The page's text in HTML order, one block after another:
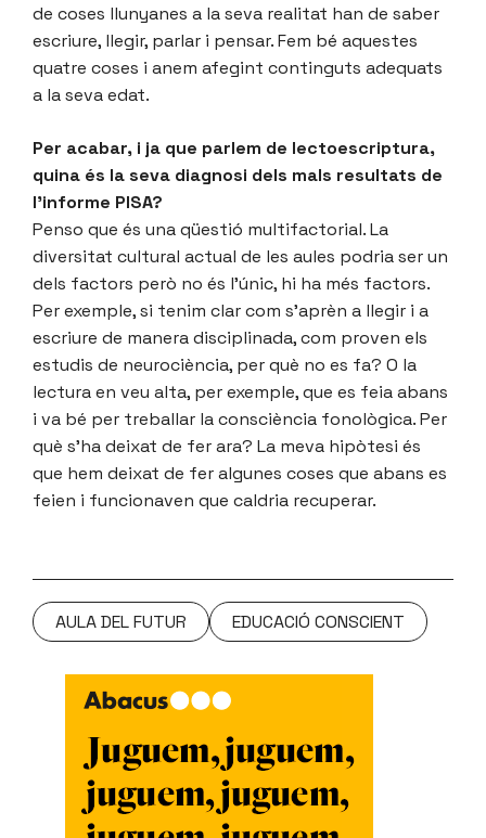
de coses llunyanes a la seva realitat han de saber
escriure, llegir, parlar i pensar. Fem bé aquestes
quatre coses i anem afegint continguts adequats
a la seva edat.
Per acabar, i ja que parlem de lectoescriptura,
quina és la seva diagnosi dels mals resultats de
l’informe PISA?
Penso que és una qüestió multifactorial. La
diversitat cultural actual de les aules podria ser un
dels factors però no és l’únic, hi ha més factors.
Per exemple, si tenim clar com s’aprèn a llegir i a
escriure de manera disciplinada, com proven els
estudis de neurociència, per què no es fa? O la
lectura en veu alta, per exemple, que es feia abans
i va bé per treballar la consciència fonològica. Per
què s’ha deixat de fer ara? La meva hipòtesi és
que hem deixat de fer algunes coses que abans es
feien i funcionaven que caldria recuperar.
AULA DEL FUTUR EDUCACIÓ CONSCIENT